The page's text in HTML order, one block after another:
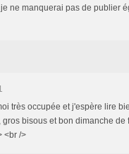
ne manquerai pas de publier
très occupée et j'espère lire
bisous et bon dimanche de
<br />